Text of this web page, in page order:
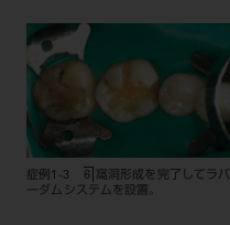
症例1-3 6 窩洞形成を完了してラバ
ーダムシステムを設置。